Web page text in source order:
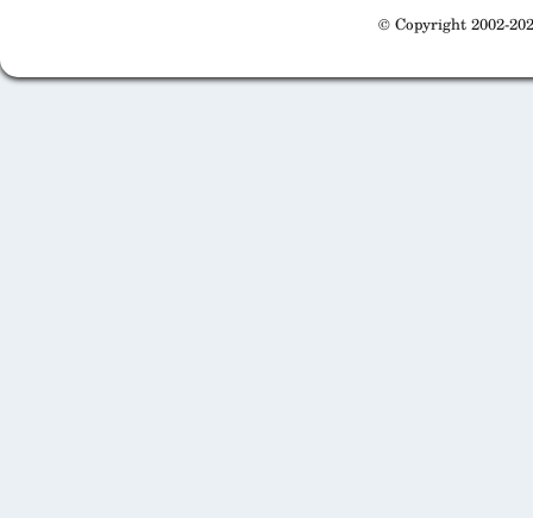
© Copyright 2002-